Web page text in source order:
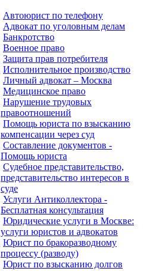
Автоюрист по телефону
Адвокат по уголовным делам
Банкротство
Военное право
Защита прав потребителя
Исполнительное производство
Личный адвокат – Москва
Медицинское право
Нарушение трудовых
правоотношений
Помощь юриста по взысканию
компенсации через суд
Составление документов -
Помощь юриста
Судебное представительство,
представительство интересов в
суде
Услуги Антиколлектора -
Бесплатная консультация
Юридические услуги в Москве:
услуги юристов и адвокатов
Юрист по бракоразводному
процессу (разводу)
Юрист по взысканию долгов